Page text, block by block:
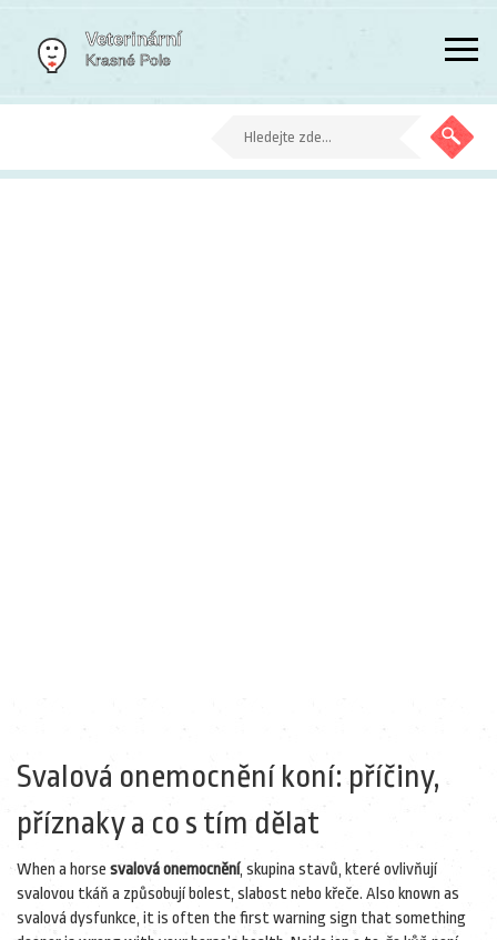
Svalová onemocnění koní: příčiny,
příznaky a co s tím dělat
When a horse svalová onemocnění, skupina stavů, které ovlivňují
svalovou tkáň a způsobují bolest, slabost nebo křeče. Also known as
svalová dysfunkce, it is often the first warning sign that something